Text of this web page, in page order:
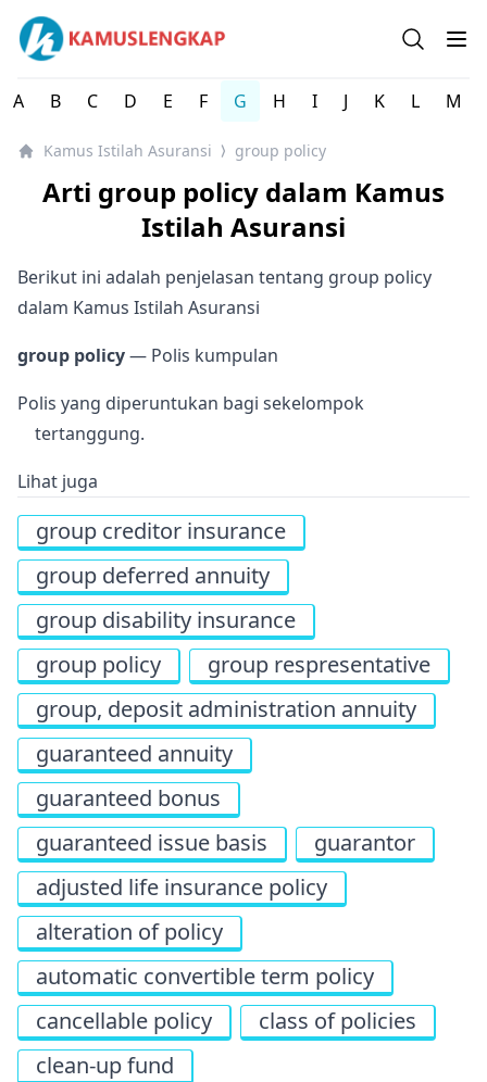
Kamus Istilah Asuransi Indonesia Lengkap
Open
A B C D E F G H I J K L M
Kamus Istilah Asuransi ⟩ group policy
Arti group policy dalam Kamus
Istilah Asuransi
Berikut ini adalah penjelasan tentang group policy
dalam Kamus Istilah Asuransi
group policy— Polis kumpulan
Polis yang diperuntukan bagi sekelompok
tertanggung.
Lihat juga
group creditor insurance
group deferred annuity
group disability insurance
group policy
group respresentative
group, deposit administration annuity
guaranteed annuity
guaranteed bonus
guaranteed issue basis
guarantor
adjusted life insurance policy
alteration of policy
automatic convertible term policy
cancellable policy
class of policies
clean-up fund